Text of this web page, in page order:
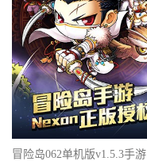
冒险岛062单机版v1.5.3手游